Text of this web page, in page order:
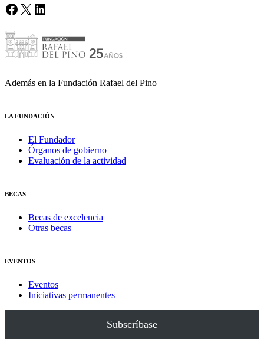
Facebook
X LinkedIn
Además en la Fundación Rafael del Pino
LA FUNDACIÓN
El Fundador
Órganos de gobierno
Evaluación de la actividad
BECAS
Becas de excelencia
Otras becas
EVENTOS
Eventos
Iniciativas permanentes
Subscríbase